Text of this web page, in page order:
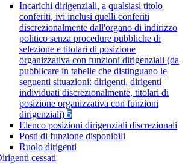
Incarichi dirigenziali, a qualsiasi titolo
conferiti, ivi inclusi quelli conferiti
discrezionalmente dall'organo di indirizzo
politico senza procedure pubbliche di
selezione e titolari di posizione
organizzativa con funzioni dirigenziali (da
pubblicare in tabelle che distinguano le
seguenti situazioni: dirigenti, dirigenti
individuati discrezionalmente, titolari di
posizione organizzativa con funzioni
dirigenziali) 5
Elenco posizioni dirigenziali discrezionali
Posti di funzione disponibili
Ruolo dirigenti
cessati